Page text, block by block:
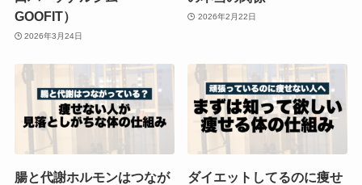
GOOFIT）
2026年3月24日
2026年2月22日
腸と代謝ホルモンはつなが
ダイエットしてるのに痩せ